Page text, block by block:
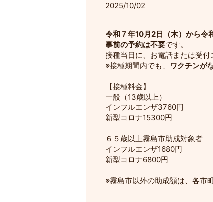
2025/10/02
令和７年10月2日（木）から令
事前の予約は不要です。
接種当日に、お電話または受付
※接種期間内でも、
ワクチンが
【接種料金】
一般（13歳以上）
インフルエンザ3760円
新型コロナ15300円
６５歳以上霧島市助成対象者
インフルエンザ1680円
新型コロナ6800円
※霧島市以外の助成額は、各市